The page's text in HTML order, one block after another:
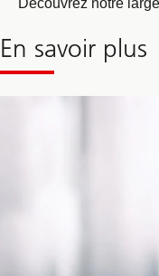
Découvrez notre
En savoir plus